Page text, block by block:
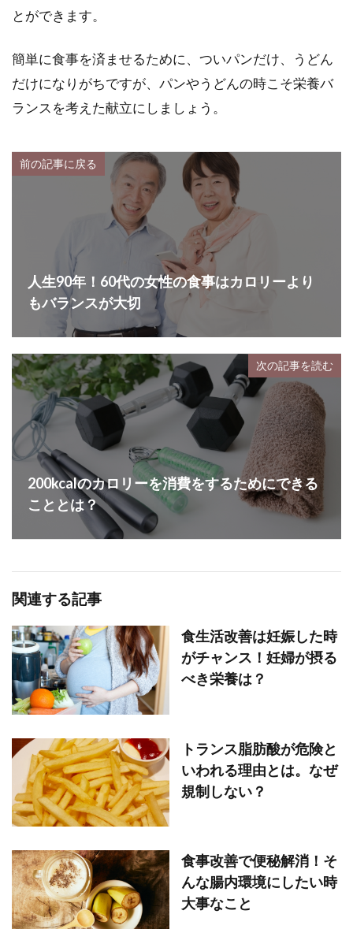
とができます。
簡単に食事を済ませるために、ついパンだけ、うどん
だけになりがちですが、パンやうどんの時こそ栄養バ
ランスを考えた献立にしましょう。
前の記事に戻る
人生90年！60代の女性の食事はカロリーより
もバランスが大切
次の記事を読む
200kcalのカロリーを消費をするためにできる
こととは？
関連する記事
食生活改善は妊娠した時
がチャンス！妊婦が摂る
べき栄養は？
トランス脂肪酸が危険と
いわれる理由とは。なぜ
規制しない？
食事改善で便秘解消！そ
んな腸内環境にしたい時
大事なこと